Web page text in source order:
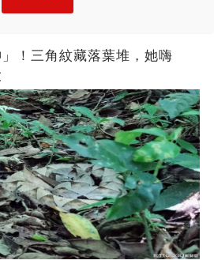
！三角紋藏落葉堆，她嗨